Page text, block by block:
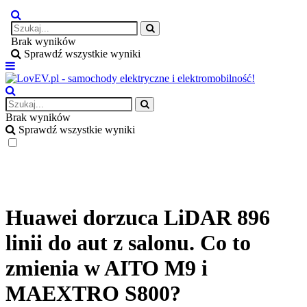
Brak wyników
Sprawdź wszystkie wyniki
Brak wyników
Sprawdź wszystkie wyniki
Huawei dorzuca LiDAR 896
linii do aut z salonu. Co to
zmienia w AITO M9 i
MAEXTRO S800?